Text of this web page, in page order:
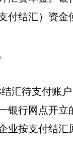
付结汇）资金
汇待支付账
银行网点开立
业按支付结汇